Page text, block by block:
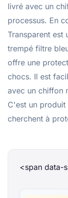
livré avec un
processus. En
Transparent est
trempé filtre
offre une
chocs. Il est
avec un chiffon
C'est un produit
cherchent à
<span data-